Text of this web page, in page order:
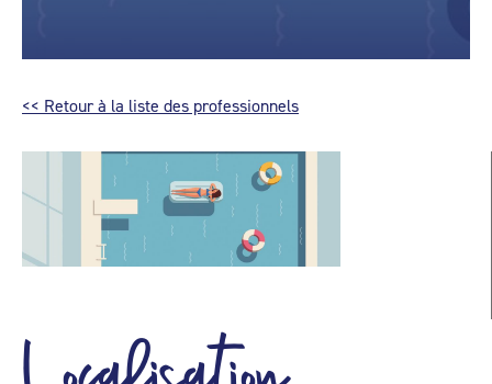
<< Retour à la liste des professionnels